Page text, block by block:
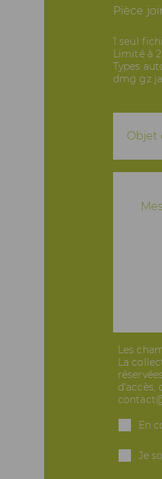
Pièce
1 seul
Limité à 2
Types
dmg gz
du
message
Objet
Les
La
d'accès,
En
Je